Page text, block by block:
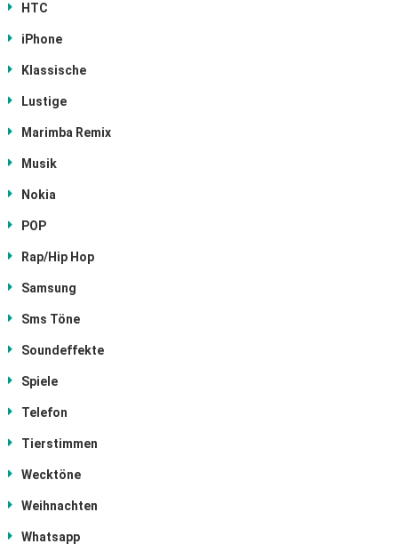
HTC
iPhone
Klassische
Lustige
Marimba Remix
Musik
Nokia
POP
Rap/Hip Hop
Samsung
Sms Töne
Soundeffekte
Spiele
Telefon
Tierstimmen
Wecktöne
Weihnachten
Whatsapp